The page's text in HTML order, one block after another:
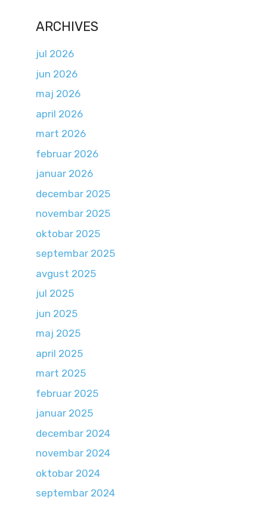
ARCHIVES
jul 2026
jun 2026
maj 2026
april 2026
mart 2026
februar 2026
januar 2026
decembar 2025
novembar 2025
oktobar 2025
septembar 2025
avgust 2025
jul 2025
jun 2025
maj 2025
april 2025
mart 2025
februar 2025
januar 2025
decembar 2024
novembar 2024
oktobar 2024
septembar 2024